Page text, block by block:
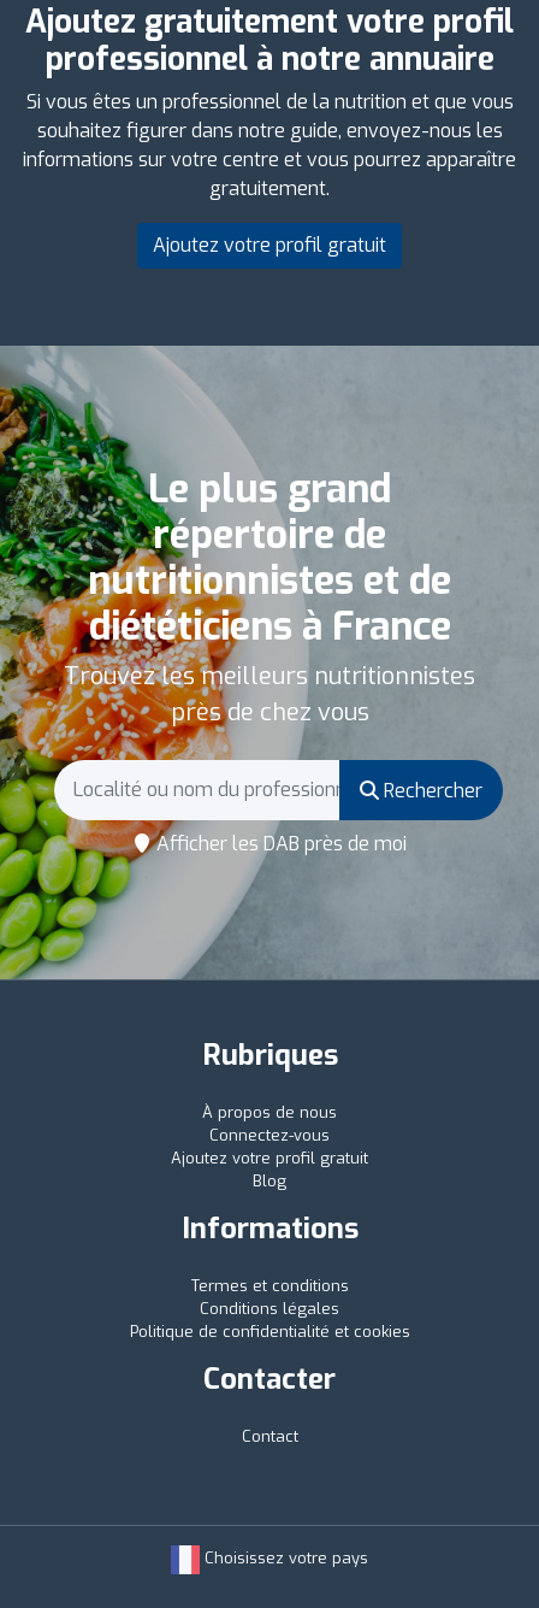
Ajoutez gratuitement votre profil
professionnel à notre annuaire
Si vous êtes un professionnel de la nutrition et que vous
souhaitez figurer dans notre guide, envoyez-nous les
informations sur votre centre et vous pourrez apparaître
gratuitement.
Ajoutez votre profil gratuit
Le plus grand
répertoire de
nutritionnistes et de
diététiciens à France
Trouvez les meilleurs nutritionnistes
près de chez vous
Rechercher
Afficher les DAB près de moi
Rubriques
À propos de nous
Connectez-vous
Ajoutez votre profil gratuit
Blog
Informations
Termes et conditions
Conditions légales
Politique de confidentialité et cookies
Contacter
Contact
Choisissez votre pays